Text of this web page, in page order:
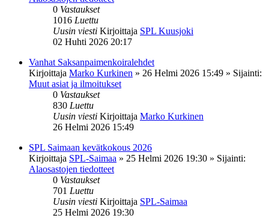
0 Vastaukset
1016 Luettu
Uusin viesti Kirjoittaja SPL Kuusjoki
02 Huhti 2026 20:17
Vanhat Saksanpaimenkoiralehdet
Kirjoittaja Marko Kurkinen » 26 Helmi 2026 15:49 » Sijainti:
Muut asiat ja ilmoitukset
0 Vastaukset
830 Luettu
Uusin viesti Kirjoittaja Marko Kurkinen
26 Helmi 2026 15:49
SPL Saimaan kevätkokous 2026
Kirjoittaja SPL-Saimaa » 25 Helmi 2026 19:30 » Sijainti:
Alaosastojen tiedotteet
0 Vastaukset
701 Luettu
Uusin viesti Kirjoittaja SPL-Saimaa
25 Helmi 2026 19:30